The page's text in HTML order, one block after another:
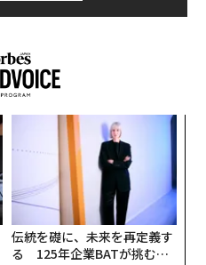
伝統を礎に、未来を再定義す
る 125年企業BATが挑むス